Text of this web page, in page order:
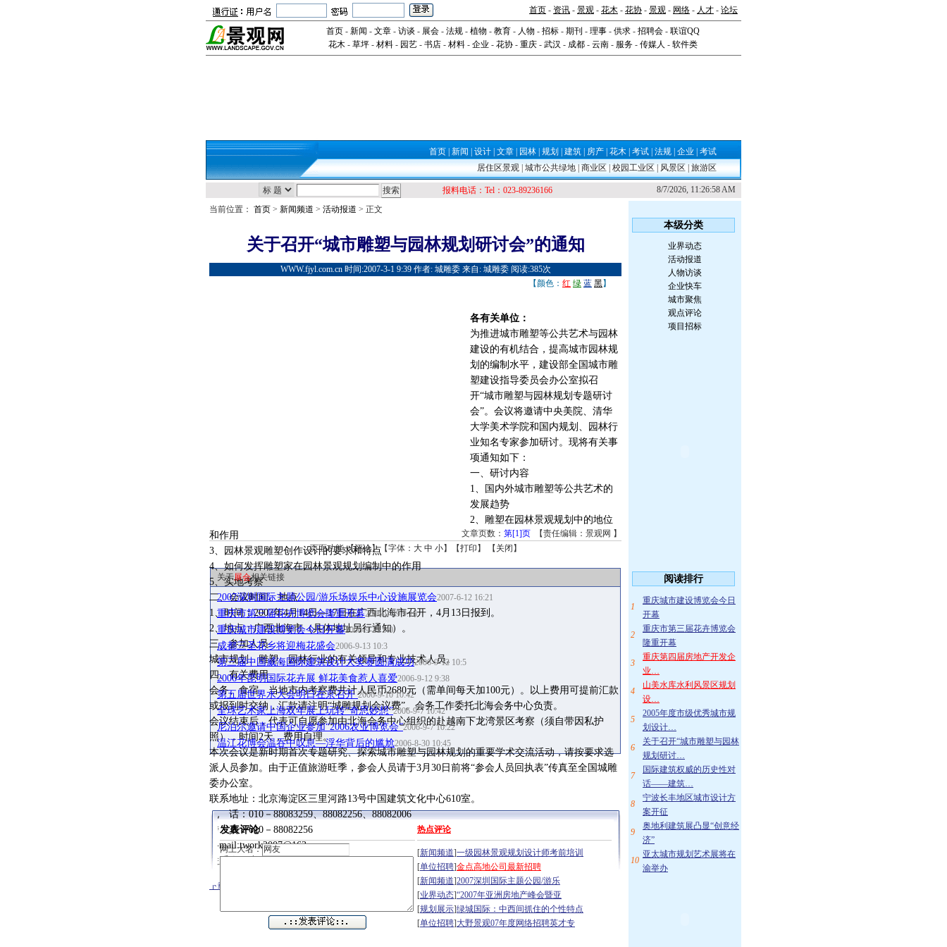
首页 - 资讯 - 景观 - 花木 - 花协 - 景观 - 网络 - 人才 - 论坛
首页- 新闻 - 文章- 访谈 - 展会- 法规- 植物 - 教育- 人物 - 招标- 期刊 - 理事- 供求- 招聘会- 联谊QQ
花木- 草坪- 材料- 园艺- 书店- 材料- 企业 - 花协- 重庆- 武汉 - 成都- 云南- 服务- 传媒人 - 软件类
首页 新闻 设计 文章 园林 规划 建筑 房产 花木 考试 法规 企业
考试
居住区景观 城市公共绿地 商业区 校园工业区 风景区 旅游区
报料电话：Tel：023-89236166
8/7/2026, 11:26:58 AM
当前位置： 首页 > 新闻频道 > 活动报道 > 正文
关于召开“城市雕塑与园林规划研讨会”的通知
WWW.fjyl.com.cn 时间:2007-3-1 9:39 作者: 城雕委 来自: 城雕委 阅读:385次
【颜色： 红 绿 蓝 黑】
各有关单位：
为推进城市雕塑等公共艺术与园林
建设的有机结合，提高城市园林规
划的编制水平，建设部全国城市雕
塑建设指导委员会办公室拟召
开“城市雕塑与园林规划专题研讨
会”。会议将邀请中央美院、清华
大学美术学院和国内规划、园林行
业知名专家参加研讨。现将有关事
项通知如下：
一、研讨内容
1、国内外城市雕塑等公共艺术的
发展趋势
2、雕塑在园林景观规划中的地位
和作用
3、园林景观雕塑创作设计的要求和特点
4、如何发挥雕塑家在园林景观规划编制中的作用
5、实地考察
二、会议时间、地点
1、时间：2007年4月14日—17日在广西北海市召开，4月13日报到。
2、地点：广西北海市（具体地址另行通知）。
三、参加人员
城市规划、雕塑、园林行业的有关领导和专业技术人员。
四、有关费用
会务、食宿、当地市内考察费共计人民币2680元（需单间每天加100元）。以上费用可提前汇款
或报到时交纳，汇款请注明“城雕规划会议费”。会务工作委托北海会务中心负责。
会议结束后，代表可自愿参加由北海会务中心组织的赴越南下龙湾景区考察（须自带因私护
照），时间2天，费用自理。
本次会议是新时期首次专题研究、探索城市雕塑与园林规划的重要学术交流活动，请按要求选
派人员参加。由于正值旅游旺季，参会人员请于3月30日前将“参会人员回执表”传真至全国城雕
委办公室。
联系地址：北京海淀区三里河路13号中国建筑文化中心610室。
电 话：010－88083259、88082256、88082006
传 真：010－88082256
E-mail:twork2007@163.com
联系人：唐可意、张冉、于江
下载word文件 点击下载
文章页数： 第[1]页 【责任编辑：景观网 】
页面功能 【评论】【字体： 大 中 小】【打印 】 【 关闭 】
关于展会相关链接
2007深圳国际主题公园/游乐场娱乐中心设施展览会2007-6-12 16:21
重庆市第三届花卉博览会隆重开幕2006-9-29 9:16
重庆城市建设博览会今日开幕2006-9-21 9:0
成都三圣花乡将迎梅花盛会2006-9-13 10:3
第三届中国威海国际建筑设计大奖赛圆满成功2006-9-12 10:5
2006年昆明国际花卉展 鲜花美食惹人喜爱2006-9-12 9:38
第五届世界水大会明日在京召开2006-9-10 10:42
全球艺术家上海双年展上玩转“奇思妙想”2006-9-7 10:42
尼泊尔邀请中国企业参加“2006农业博览会”2006-9-7 10:22
温江花博会温吞中叹息—浮华背后的尴尬2006-8-30 10:45
发表评论
热点评论
网上大名：
[新闻频道]一级园林景观规划设计师考前培训
[单位招聘]金点高地公司最新招聘
[新闻频道]2007深圳国际主题公园/游乐
[业界动态]“2007年亚洲房地产峰会暨亚
[规划展示]绿城国际：中西间抓住的个性特点
[单位招聘]大野景观07年度网络招聘英才专
本级分类
业界动态
活动报道
人物访谈
企业快车
城市聚焦
观点评论
项目招标
阅读排行
1
重庆城市建设博览会今日
开幕
2
重庆市第三届花卉博览会
隆重开幕
3
重庆第四届房地产开发企
业…
4
山美水库水利风景区规划
设…
5
2005年度市级优秀城市规
划设计…
6
关于召开“城市雕塑与园林
规划研讨…
7
国际建筑权威的历史性对
话——建筑…
8
宁波长丰地区城市设计方
案开征
9
奥地利建筑展凸显“创意经
济”
10
亚太城市规划艺术展将在
渝举办